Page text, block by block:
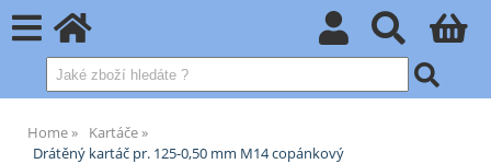
Home
Kartáče
Drátěný kartáč pr. 125-0,50 mm M14 copánkový